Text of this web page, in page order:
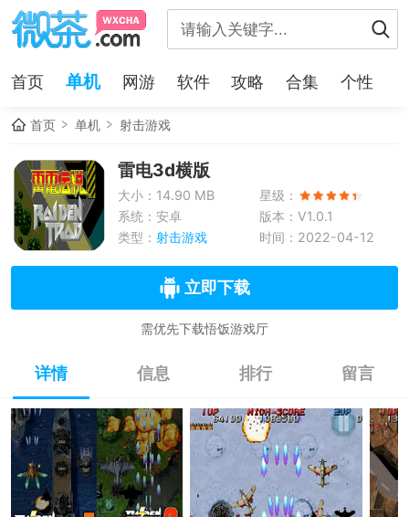
首页 单机 网游 软件 攻略 合集 个性
首页 单机 射击游戏
雷电3d横版
大小：14.90 MB
星级：
系统：安卓
版本：V1.0.1
类型： 射击游戏 时间：2022-04-12
立即下载
需优先下载悟饭游戏厅
详情 信息 排行 留言